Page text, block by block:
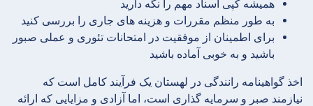
همیشه کپی اسناد مهم را نگه دارید
به طور منظم مقررات و هزینه های جاری را بررسی کنید
برای اطمینان از موفقیت در امتحانات تئوری و عملی صبور
باشید و به خوبی آماده باشید
اخذ گواهینامه رانندگی در لهستان یک فرآیند کامل است که
نیازمند صبر و سرمایه گذاری است، اما آزادی و مزایایی که ارائه